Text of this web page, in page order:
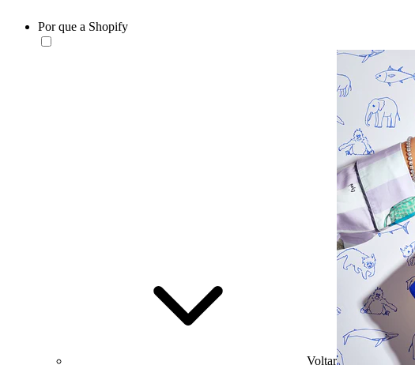
Por que a Shopify
Voltar